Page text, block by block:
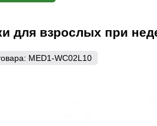
для взрослых при
MED1-WC02L10